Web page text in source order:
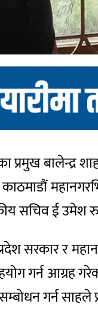
प्रमुख बालेन्द्र
सचिव ई उमेश
प्रदेश सरकार र
गर्न आग्रह
गर्न